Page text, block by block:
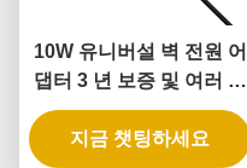
10W 유니버설 벽 전원 어
댑터 3 년 보증 및 여러 출
력 전압
지금 챗팅하세요